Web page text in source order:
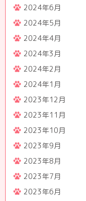
2024年6月
2024年5月
2024年4月
2024年3月
2024年2月
2024年1月
2023年12月
2023年11月
2023年10月
2023年9月
2023年8月
2023年7月
2023年6月